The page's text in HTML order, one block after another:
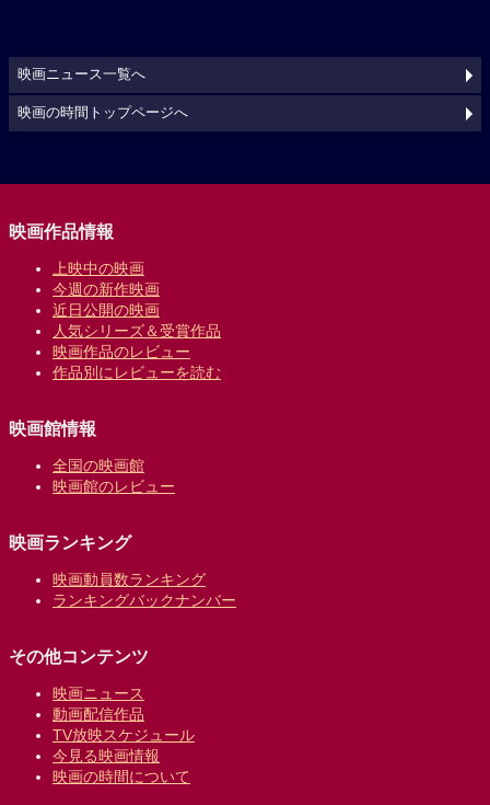
映画ニュース一覧へ
映画の時間トップページへ
映画作品情報
上映中の映画
今週の新作映画
近日公開の映画
人気シリーズ＆受賞作品
映画作品のレビュー
作品別にレビューを読む
映画館情報
全国の映画館
映画館のレビュー
映画ランキング
映画動員数ランキング
ランキングバックナンバー
その他コンテンツ
映画ニュース
動画配信作品
TV放映スケジュール
今見る映画情報
映画の時間について